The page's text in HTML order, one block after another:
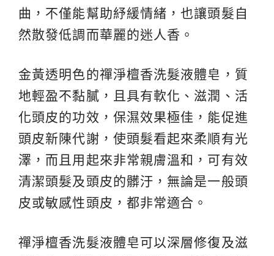
曲，不僅能幫助紓緩情緒，也讓頭髮自
然散發低調而華麗的迷人香。
金黃透明色的禪淨檀香洗髮液體皂，質
地輕盈不黏膩，且具有軟化、滋潤、活
化頭皮的功效，保濕效果極佳，能促進
頭皮新陳代謝，使頭髮看起來柔順有光
澤，而且用起來非常親膚溫和，可有效
清潔頭髮及頭皮的髒汙，無論是一般頭
皮或敏感性頭皮，都非常適合。
禪淨檀香洗髮液體皂可以深層修復及滋